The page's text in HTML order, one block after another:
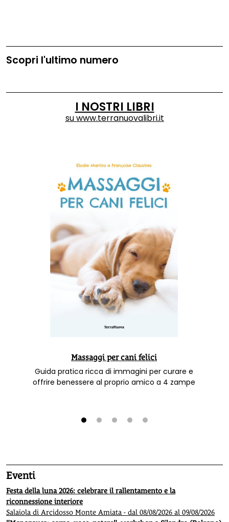
Scopri l'ultimo numero
I NOSTRI LIBRI
suwww.terranuovalibri.it
Massaggi per cani felici
Guida pratica ricca di immagini per curare e
offrire benessere al proprio amico a 4 zampe
Eventi
Festa della luna 2026: celebrare il rallentamento e la
riconnessione interiore
Salaiola di Arcidosso Monte Amiata - dal 08/08/2026 al 09/08/2026